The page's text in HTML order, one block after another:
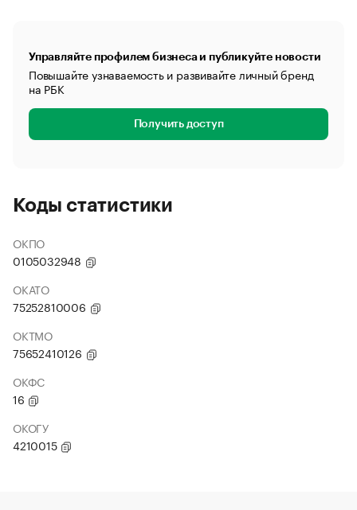
Управляйте профилем бизнеса и публикуйте новости
Повышайте узнаваемость и развивайте личный бренд
на РБК
Получить доступ
Коды статистики
ОКПО
0105032948
ОКАТО
75252810006
ОКТМО
75652410126
ОКФС
16
ОКОГУ
4210015